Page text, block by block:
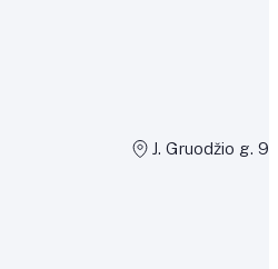
J. Gruodžio g. 9